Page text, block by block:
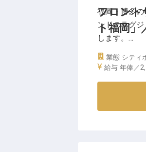
・国際色豊
・博多駅か
・社会保険
※2026年7月
フロント
ト福岡」
福岡・博多
ンドのラグ
します。
【世界基準の
ます。「グ
業態 シティ
給与 年俸／